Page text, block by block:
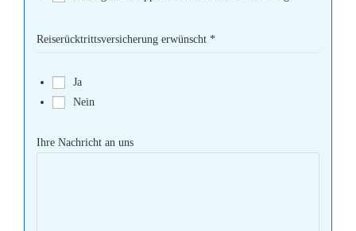
Reiserücktrittsversicherung erwünscht *
Ja
Nein
Ihre Nachricht an uns